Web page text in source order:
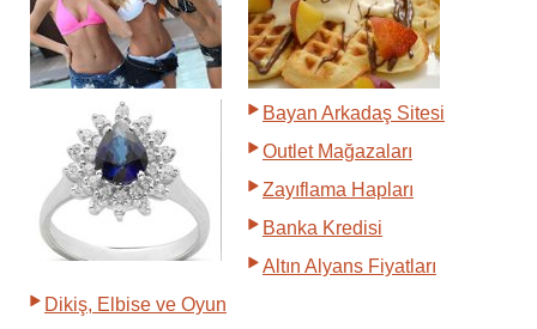
Bayan Arkadaş Sitesi
Outlet Mağazaları
Zayıflama Hapları
Banka Kredisi
Altın Alyans Fiyatları
Dikiş, Elbise ve Oyun